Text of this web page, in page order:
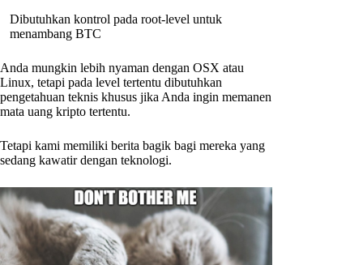
Dibutuhkan kontrol pada root-level untuk
menambang BTC
Anda mungkin lebih nyaman dengan OSX atau
Linux, tetapi pada level tertentu dibutuhkan
pengetahuan teknis khusus jika Anda ingin memanen
mata uang kripto tertentu.
Tetapi kami memiliki berita bagik bagi mereka yang
sedang kawatir dengan teknologi.